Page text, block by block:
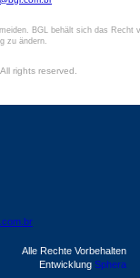
BGL behält sich das Recht
zu ändern.
rights reserved.
Alle Rechte Vorbehalten
Entwicklung Sphera